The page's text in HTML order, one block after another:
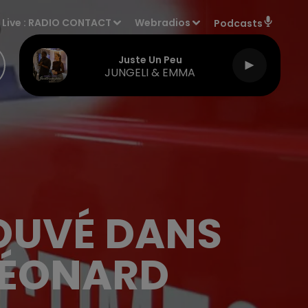
Live : RADIO CONTACT Webradios Podcasts
Juste Un Peu
JUNGELI & EMMA
DANS